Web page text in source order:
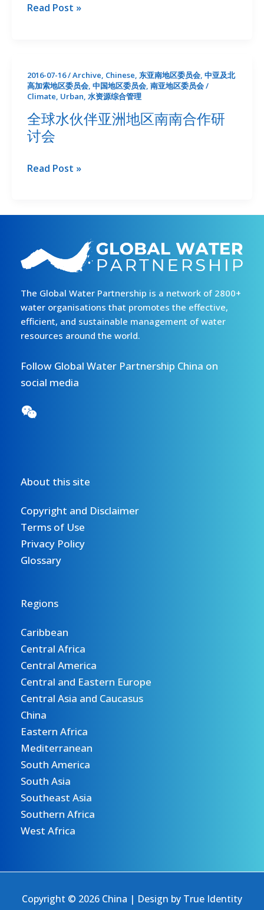
2016
Read Post »
2016-07-16/Archive Chinese 东亚南地区委员会, 中亚及北
高加索地区委员会, 中国地区委员会, 南亚地区委员会/
Climate Urban 水资源综合管理
全球水伙伴亚洲地区南南合作研
讨会
全
伙
洲
区
南
南
合
研
讨
Read Post »
The Global Water Partnership is a network of 2800+
water organisations that promotes the effective,
efficient, and sustainable management of water
resources around the world.
Follow Global Water Partnership China on
social media
About this site
Copyright and Disclaimer
Terms of Use
Privacy Policy
Glossary
Regions
Caribbean
Central Africa
Central America
Central and Eastern Europe
Central Asia and Caucasus
China
Eastern Africa
Mediterranean
South America
South Asia
Southeast Asia
Southern Africa
West Africa
Copyright © 2026 China | Design by True Identity